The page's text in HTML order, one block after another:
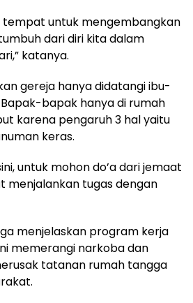
tempat untuk mengembangkan
dari diri kita dalam
katanya.
gereja hanya didatangi ibu-
bapak hanya di rumah
karena pengaruh 3 hal yaitu
keras.
untuk mohon do’a dari jemaat
menjalankan tugas dengan
menjelaskan program kerja
memerangi narkoba dan
tatanan rumah tangga